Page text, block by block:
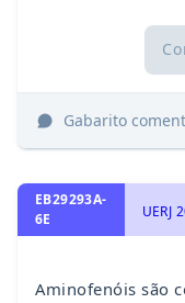
Gabarito
EB29293A-
6E
Aminofenóis são